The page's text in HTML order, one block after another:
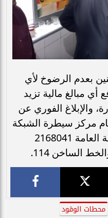
بعدم الرضوخ لأي
أي مبالغ مالية تزيد
والإبلاغ الفوري عن
مركز سيطرة الشبكة
الوطنية للطوارئ والسلامة العامة 2168041
محطات الوقود